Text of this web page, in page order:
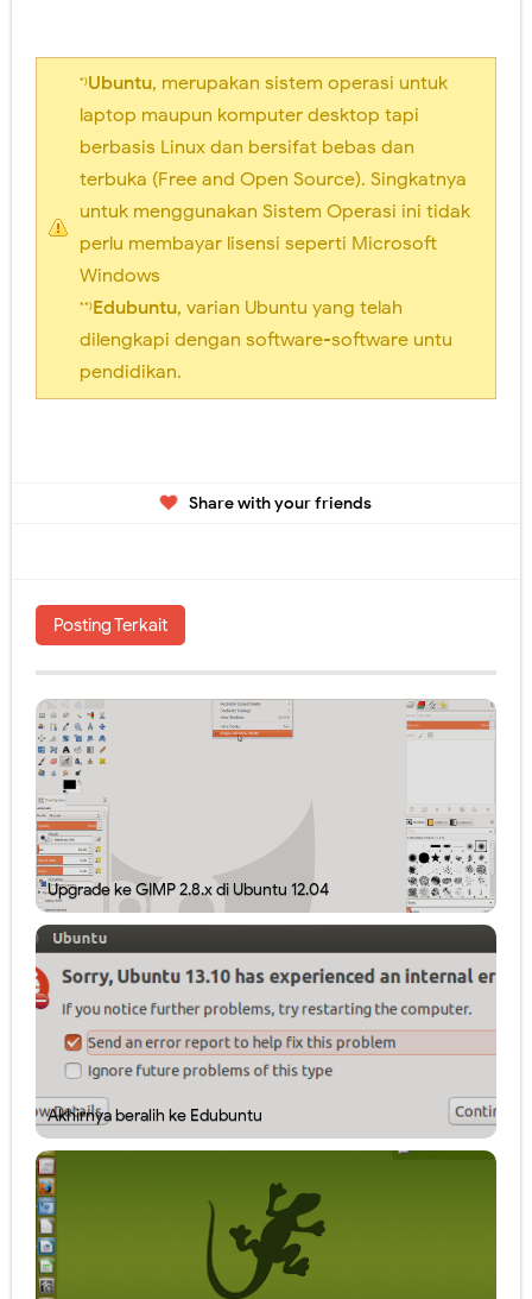
*)Ubuntu, merupakan sistem operasi untuk
laptop maupun komputer desktop tapi
berbasis Linux dan bersifat bebas dan
terbuka (Free and Open Source). Singkatnya
untuk menggunakan Sistem Operasi ini tidak
perlu membayar lisensi seperti Microsoft
Windows
**)Edubuntu, varian Ubuntu yang telah
dilengkapi dengan software-software untu
pendidikan.
Share with your friends
Posting Terkait
Upgrade ke GIMP 2.8.x di Ubuntu 12.04
Akhirnya beralih ke Edubuntu